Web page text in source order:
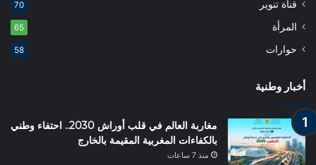
قناة تنوير 70
المرأة 65
حوارات 58
أخبار وطنية
مغاربة العالم في قلب أوراش 2030.. احتفاء وطني
بالكفاءات المغربية المقيمة بالخارج
منذ 7 ساعات